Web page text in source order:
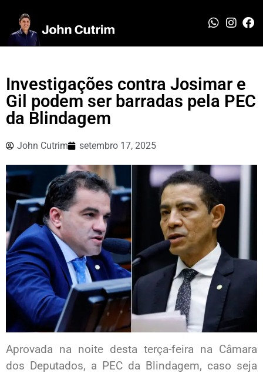
Investigações contra Josimar e
Gil podem ser barradas pela PEC
da Blindagem
John Cutrim setembro 17, 2025
Aprovada na noite desta terça-feira na Câmara
dos Deputados, a PEC da Blindagem, caso seja